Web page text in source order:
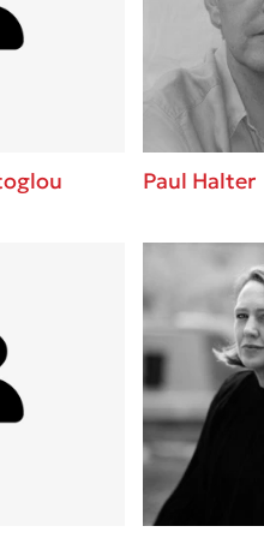
Paul Halter